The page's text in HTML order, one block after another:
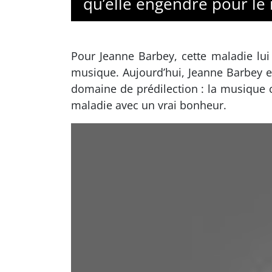
Pour Jeanne Barbey, cette maladie
musique. Aujourd’hui, Jeanne
domaine de prédilection : la
maladie avec un vrai bonheur.